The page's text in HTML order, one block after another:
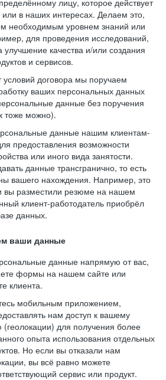
лицу, которое действует
в наших интересах. Делаем это,
необходимым уровнем знаний или
для проведения исследований,
качества и/или создания
и сервисов.
условий договора мы поручаем
ваших персональных данных
данные без поручения
тоже можно).
данные нашим клиентам-
предоставления возможности
или иного вида занятости.
данные трансгранично, то есть
вашего нахождения. Например, это
вы разместили резюме на нашем
клиент-работодатель приобрёл
данных.
ваши данные
данные напрямую от вас,
формы на нашем сайте или
клиента.
мобильным приложением,
нам доступ к вашему
для получения более
опыта использования отдельных
Но если вы отказали нам
вы всё равно можете
сервис или продукт.